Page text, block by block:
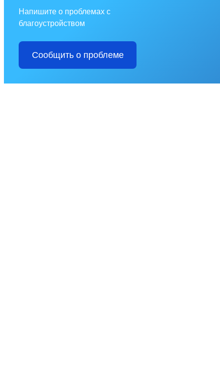
Напишите о проблемах с
благоустройством
Сообщить о проблеме